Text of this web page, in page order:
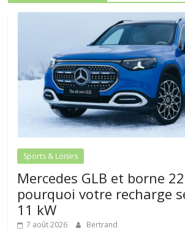
Sports & Loisirs
Mercedes GLB et borne
pourquoi votre recharge
11 kW
7 août 2026 Bertrand